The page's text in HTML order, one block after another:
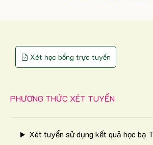
Xét học bổng trực tuyến
PHƯƠNG THỨC XÉT TUYỂN
Xét tuyển sử dụng kết quả học bạ